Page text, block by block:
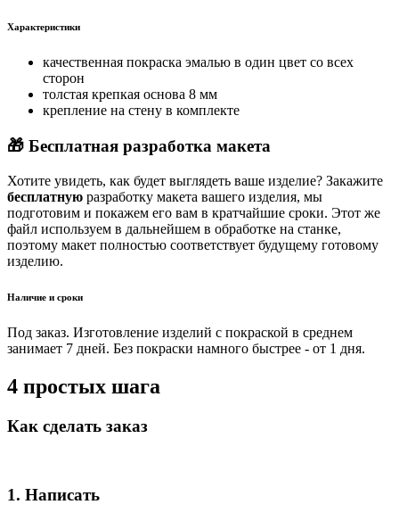
Характеристики
качественная покраска эмалью в один цвет со всех
сторон
толстая крепкая основа 8 мм
крепление на стену в комплекте
🎁 Бесплатная разработка макета
Хотите увидеть, как будет выглядеть ваше изделие? Закажите
бесплатную разработку макета вашего изделия, мы
подготовим и покажем его вам в кратчайшие сроки. Этот же
файл используем в дальнейшем в обработке на станке,
поэтому макет полностью соответствует будущему готовому
изделию.
Наличие и сроки
Под заказ. Изготовление изделий с покраской в среднем
занимает 7 дней. Без покраски намного быстрее - от 1 дня.
4 простых шага
Как сделать заказ
1. Написать